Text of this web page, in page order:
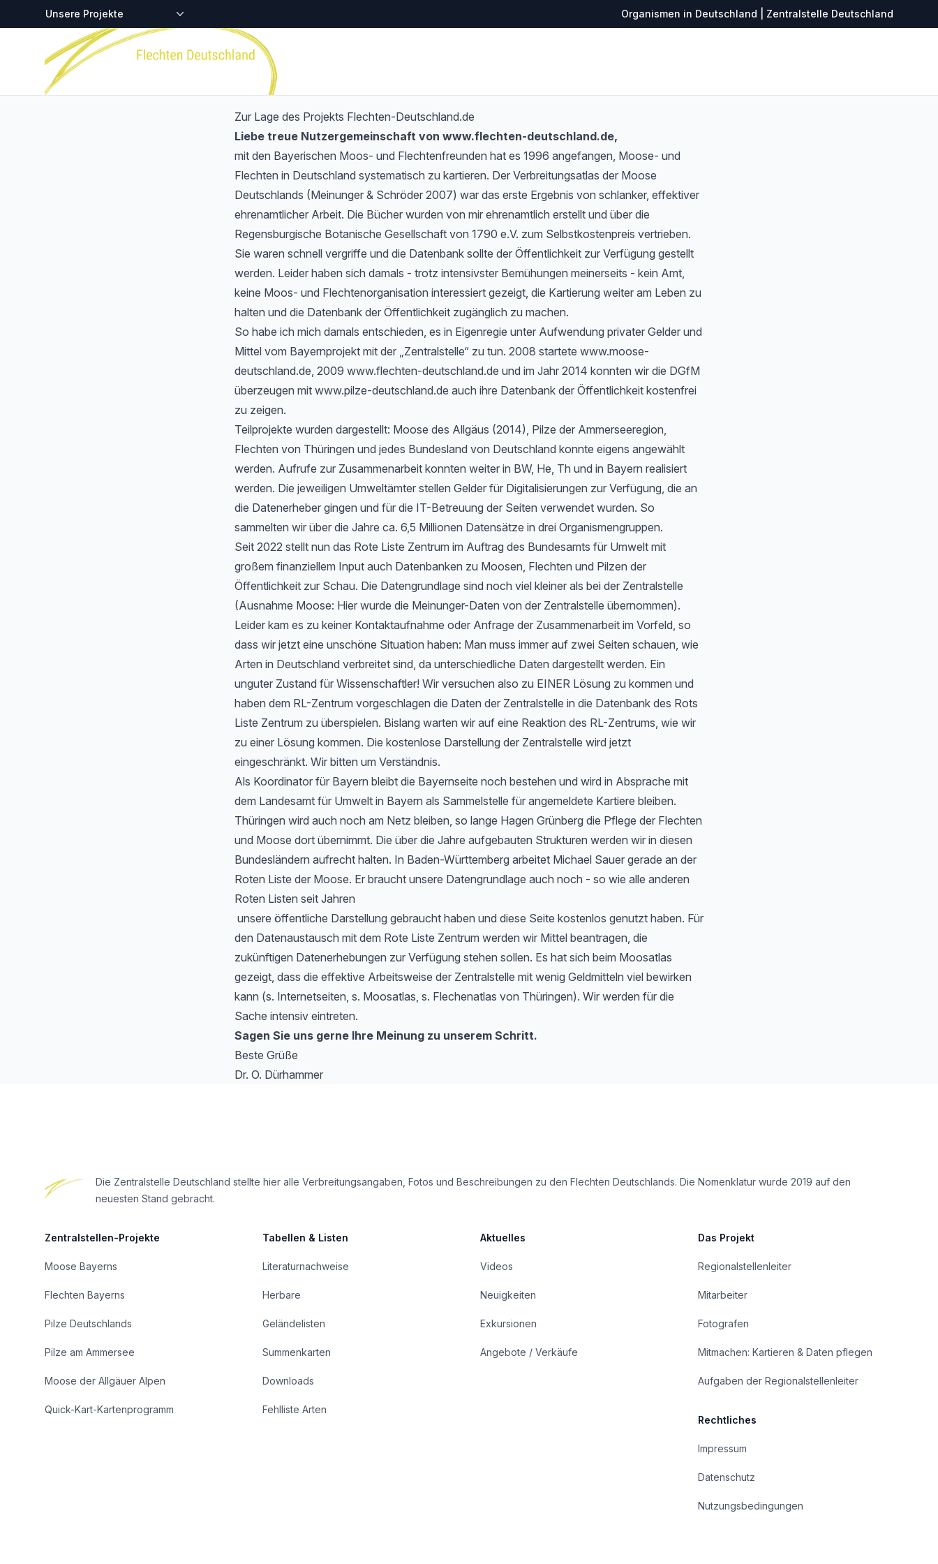
Zentralstellen-Projekte Organismen in Deutschland | Zentralstelle Deutschland
Startseite
Zur Lage des Projekts Flechten-Deutschland.de
Liebe treue Nutzergemeinschaft von www.flechten-deutschland.de,
mit den Bayerischen Moos- und Flechtenfreunden hat es 1996 angefangen, Moose- und
Flechten in Deutschland systematisch zu kartieren. Der Verbreitungsatlas der Moose
Deutschlands (Meinunger & Schröder 2007) war das erste Ergebnis von schlanker, effektiver
ehrenamtlicher Arbeit. Die Bücher wurden von mir ehrenamtlich erstellt und über die
Regensburgische Botanische Gesellschaft von 1790 e.V. zum Selbstkostenpreis vertrieben.
Sie waren schnell vergriffe und die Datenbank sollte der Öffentlichkeit zur Verfügung gestellt
werden. Leider haben sich damals - trotz intensivster Bemühungen meinerseits - kein Amt,
keine Moos- und Flechtenorganisation interessiert gezeigt, die Kartierung weiter am Leben zu
halten und die Datenbank der Öffentlichkeit zugänglich zu machen.
So habe ich mich damals entschieden, es in Eigenregie unter Aufwendung privater Gelder und
Mittel vom Bayernprojekt mit der „Zentralstelle“ zu tun. 2008 startete www.moose-
deutschland.de, 2009 www.flechten-deutschland.de und im Jahr 2014 konnten wir die DGfM
überzeugen mit www.pilze-deutschland.de auch ihre Datenbank der Öffentlichkeit kostenfrei
zu zeigen.
Teilprojekte wurden dargestellt: Moose des Allgäus (2014), Pilze der Ammerseeregion,
Flechten von Thüringen und jedes Bundesland von Deutschland konnte eigens angewählt
werden. Aufrufe zur Zusammenarbeit konnten weiter in BW, He, Th und in Bayern realisiert
werden. Die jeweiligen Umweltämter stellen Gelder für Digitalisierungen zur Verfügung, die an
die Datenerheber gingen und für die IT-Betreuung der Seiten verwendet wurden. So
sammelten wir über die Jahre ca. 6,5 Millionen Datensätze in drei Organismengruppen.
Seit 2022 stellt nun das Rote Liste Zentrum im Auftrag des Bundesamts für Umwelt mit
großem finanziellem Input auch Datenbanken zu Moosen, Flechten und Pilzen der
Öffentlichkeit zur Schau. Die Datengrundlage sind noch viel kleiner als bei der Zentralstelle
(Ausnahme Moose: Hier wurde die Meinunger-Daten von der Zentralstelle übernommen).
Leider kam es zu keiner Kontaktaufnahme oder Anfrage der Zusammenarbeit im Vorfeld, so
dass wir jetzt eine unschöne Situation haben: Man muss immer auf zwei Seiten schauen, wie
Arten in Deutschland verbreitet sind, da unterschiedliche Daten dargestellt werden. Ein
unguter Zustand für Wissenschaftler! Wir versuchen also zu EINER Lösung zu kommen und
haben dem RL-Zentrum vorgeschlagen die Daten der Zentralstelle in die Datenbank des Rots
Liste Zentrum zu überspielen. Bislang warten wir auf eine Reaktion des RL-Zentrums, wie wir
zu einer Lösung kommen. Die kostenlose Darstellung der Zentralstelle wird jetzt
eingeschränkt. Wir bitten um Verständnis.
Als Koordinator für Bayern bleibt die Bayernseite noch bestehen und wird in Absprache mit
dem Landesamt für Umwelt in Bayern als Sammelstelle für angemeldete Kartiere bleiben.
Thüringen wird auch noch am Netz bleiben, so lange Hagen Grünberg die Pflege der Flechten
und Moose dort übernimmt. Die über die Jahre aufgebauten Strukturen werden wir in diesen
Bundesländern aufrecht halten. In Baden-Württemberg arbeitet Michael Sauer gerade an der
Roten Liste der Moose. Er braucht unsere Datengrundlage auch noch - so wie alle anderen
Roten Listen seit Jahren
unsere öffentliche Darstellung gebraucht haben und diese Seite kostenlos genutzt haben. Für
den Datenaustausch mit dem Rote Liste Zentrum werden wir Mittel beantragen, die
zukünftigen Datenerhebungen zur Verfügung stehen sollen. Es hat sich beim Moosatlas
gezeigt, dass die effektive Arbeitsweise der Zentralstelle mit wenig Geldmitteln viel bewirken
kann (s. Internetseiten, s. Moosatlas, s. Flechenatlas von Thüringen). Wir werden für die
Sache intensiv eintreten.
Sagen Sie uns gerne Ihre Meinung zu unserem Schritt.
Beste Grüße
Dr. O. Dürhammer
Die Zentralstelle Deutschland stellte hier alle Verbreitungsangaben, Fotos und Beschreibungen zu den Flechten Deutschlands. Die Nomenklatur wurde 2019 auf den
neuesten Stand gebracht.
Zentralstellen-Projekte
Moose Bayerns
Flechten Bayerns
Pilze Deutschlands
Pilze am Ammersee
Moose der Allgäuer Alpen
Quick-Kart-Kartenprogramm
Tabellen & Listen
Literaturnachweise
Herbare
Geländelisten
Summenkarten
Downloads
Fehlliste Arten
Aktuelles
Videos
Neuigkeiten
Exkursionen
Angebote / Verkäufe
Das Projekt
Regionalstellenleiter
Mitarbeiter
Fotografen
Mitmachen: Kartieren & Daten pflegen
Aufgaben der Regionalstellenleiter
Rechtliches
Impressum
Datenschutz
Nutzungsbedingungen